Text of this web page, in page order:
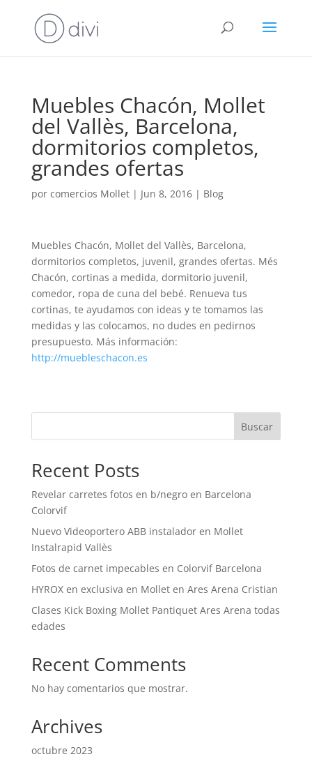
Muebles Chacón, Mollet
del Vallès, Barcelona,
dormitorios completos,
grandes ofertas
por comercios Mollet| Jun 8, 2016| Blog
Muebles Chacón, Mollet del Vallès, Barcelona,
dormitorios completos, juvenil, grandes ofertas. Més
Chacón, cortinas a medida, dormitorio juvenil,
comedor, ropa de cuna del bebé. Renueva tus
cortinas, te ayudamos con ideas y te tomamos las
medidas y las colocamos, no dudes en pedirnos
presupuesto. Más información:
http://muebleschacon.es
Buscar
Recent Posts
Revelar carretes fotos en b/negro en Barcelona
Colorvif
Nuevo Videoportero ABB instalador en Mollet
Instalrapid Vallès
Fotos de carnet impecables en Colorvif Barcelona
HYROX en exclusiva en Mollet en Ares Arena Cristian
Clases Kick Boxing Mollet Pantiquet Ares Arena todas
edades
Recent Comments
No hay comentarios que mostrar.
Archives
octubre 2023